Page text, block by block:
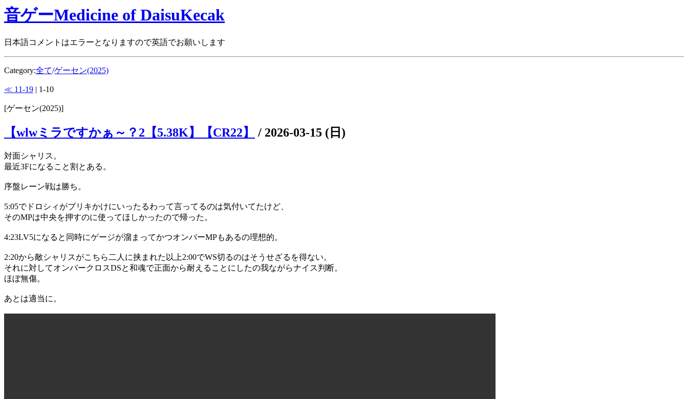
音ゲーMedicine of DaisuKecak
日本語コメントはエラーとなりますので英語でお願いします
Category:全て/ゲーセン(2025)
≪ 11-19 | 1-10
[ゲーセン(2025)]
【wlwミラですかぁ～？2【5.38K】【CR22】 / 2026-03-15 (日)
対面シャリス。
最近3Fになること割とある。
序盤レーン戦は勝ち。
5:05でドロシィがブリキかけにいったるわって言ってるのは気付いてたけど、
そのMPは中央を押すのに使ってほしかったので帰った。
4:23LV5になると同時にゲージが溜まってかつオンバーMPもあるの理想的。
2:20から敵シャリスがこちら二人に挟まれた以上2:00でWS切るのはそうせざるを得ない。
それに対してオンバークロスDSと和魂で正面から耐えることにしたの我ながらナイス判断。
ほぼ無傷。
あとは適当に。